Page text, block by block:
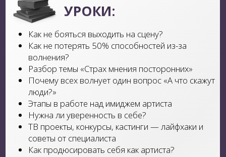
Также есть возможность получить диплом
о дополнительном образовании
установленного образца